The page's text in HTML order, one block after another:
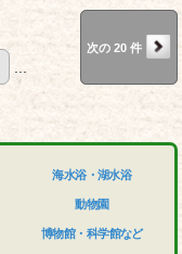
次の 20 件
海水浴・湖水浴
動物園
博物館・科学館など